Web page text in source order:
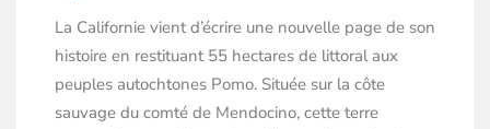
La Californie vient d’écrire une nouvelle page de son
histoire en restituant 55 hectares de littoral aux
peuples autochtones Pomo. Située sur la côte
sauvage du comté de Mendocino, cette terre